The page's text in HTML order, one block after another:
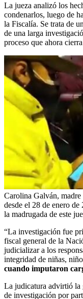
La jueza analizó los
condenarlos, luego de
la Fiscalía. Se trata de
de una larga
proceso que ahora
Carolina Galván, madre
desde el 28 de enero
la madrugada de este
“La investigación fue
fiscal general de la
judicializar a los
integridad de niñas,
cuando imputaron
La judicatura advirtió la
de investigación por